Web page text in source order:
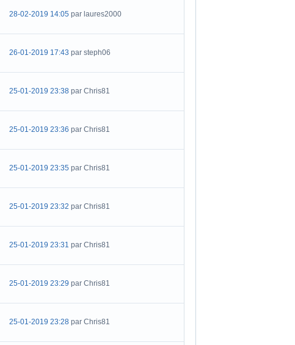
28-02-2019 14:05 par laures2000
26-01-2019 17:43 par steph06
25-01-2019 23:38 par Chris81
25-01-2019 23:36 par Chris81
25-01-2019 23:35 par Chris81
25-01-2019 23:32 par Chris81
25-01-2019 23:31 par Chris81
25-01-2019 23:29 par Chris81
25-01-2019 23:28 par Chris81